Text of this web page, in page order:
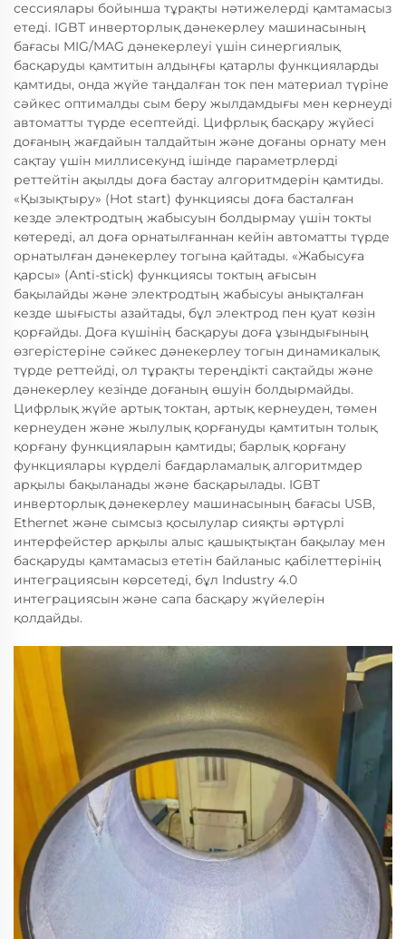
сессиялары бойынша тұрақты нәтижелерді қамтамасыз
етеді. IGBT инверторлық дәнекерлеу машинасының
бағасы MIG/MAG дәнекерлеуі үшін синергиялық
басқаруды қамтитын алдыңғы қатарлы функцияларды
қамтиды, онда жүйе таңдалған ток пен материал түріне
сәйкес оптималды сым беру жылдамдығы мен кернеуді
автоматты түрде есептейді. Цифрлық басқару жүйесі
доғаның жағдайын талдайтын және доғаны орнату мен
сақтау үшін миллисекунд ішінде параметрлерді
реттейтін ақылды доға бастау алгоритмдерін қамтиды.
«Қызықтыру» (Hot start) функциясы доға басталған
кезде электродтың жабысуын болдырмау үшін токты
көтереді, ал доға орнатылғаннан кейін автоматты түрде
орнатылған дәнекерлеу тогына қайтады. «Жабысуға
қарсы» (Anti-stick) функциясы токтың ағысын
бақылайды және электродтың жабысуы анықталған
кезде шығысты азайтады, бұл электрод пен қуат көзін
қорғайды. Доға күшінің басқаруы доға ұзындығының
өзгерістеріне сәйкес дәнекерлеу тогын динамикалық
түрде реттейді, ол тұрақты тереңдікті сақтайды және
дәнекерлеу кезінде доғаның өшуін болдырмайды.
Цифрлық жүйе артық токтан, артық кернеуден, төмен
кернеуден және жылулық қорғануды қамтитын толық
қорғану функцияларын қамтиды; барлық қорғану
функциялары күрделі бағдарламалық алгоритмдер
арқылы бақыланады және басқарылады. IGBT
инверторлық дәнекерлеу машинасының бағасы USB,
Ethernet және сымсыз қосылулар сияқты әртүрлі
интерфейстер арқылы алыс қашықтықтан бақылау мен
басқаруды қамтамасыз ететін байланыс қабілеттерінің
интеграциясын көрсетеді, бұл Industry 4.0
интеграциясын және сапа басқару жүйелерін
қолдайды.